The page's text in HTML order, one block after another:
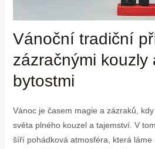
Vánoční⁢ tradiční
zázračnými kouzly
bytostmi
Vánoc je časem magie a⁢ zázraků,
světa plného kouzel a tajemství. V
šíří pohádková⁤ atmosféra, která láme